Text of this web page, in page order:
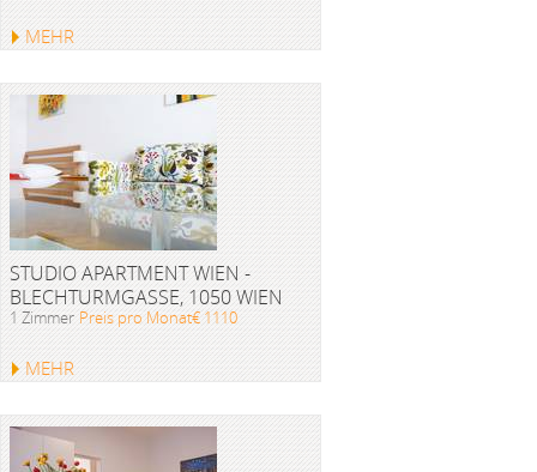
MEHR
STUDIO APARTMENT WIEN -
BLECHTURMGASSE, 1050 WIEN
1 Zimmer Preis pro Monat€ 1110
MEHR